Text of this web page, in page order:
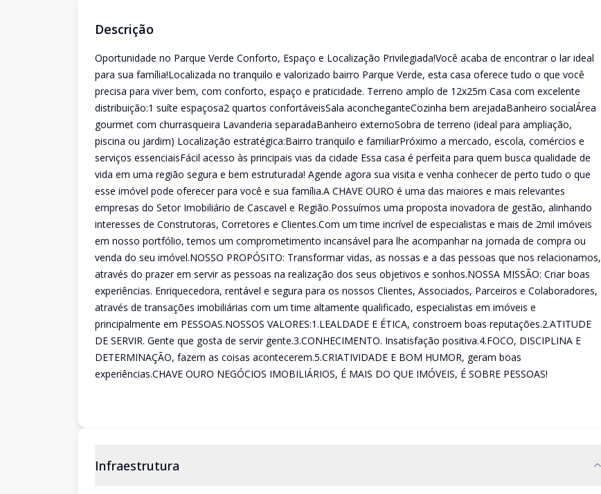
Descrição
Oportunidade no Parque Verde Conforto, Espaço e Localização Privilegiada!Você acaba de encontrar o lar ideal
para sua família!Localizada no tranquilo e valorizado bairro Parque Verde, esta casa oferece tudo o que você
precisa para viver bem, com conforto, espaço e praticidade. Terreno amplo de 12x25m Casa com excelente
distribuição:1 suíte espaçosa2 quartos confortáveisSala aconcheganteCozinha bem arejadaBanheiro socialÁrea
gourmet com churrasqueira Lavanderia separadaBanheiro externoSobra de terreno (ideal para ampliação,
piscina ou jardim) Localização estratégica:Bairro tranquilo e familiarPróximo a mercado, escola, comércios e
serviços essenciaisFácil acesso às principais vias da cidade Essa casa é perfeita para quem busca qualidade de
vida em uma região segura e bem estruturada! Agende agora sua visita e venha conhecer de perto tudo o que
esse imóvel pode oferecer para você e sua família.A CHAVE OURO é uma das maiores e mais relevantes
empresas do Setor Imobiliário de Cascavel e Região.Possuímos uma proposta inovadora de gestão, alinhando
interesses de Construtoras, Corretores e Clientes.Com um time incrível de especialistas e mais de 2mil imóveis
em nosso portfólio, temos um comprometimento incansável para lhe acompanhar na jornada de compra ou
venda do seu imóvel.NOSSO PROPÓSITO: Transformar vidas, as nossas e a das pessoas que nos relacionamos,
através do prazer em servir as pessoas na realização dos seus objetivos e sonhos.NOSSA MISSÃO: Criar boas
experiências. Enriquecedora, rentável e segura para os nossos Clientes, Associados, Parceiros e Colaboradores,
através de transações imobiliárias com um time altamente qualificado, especialistas em imóveis e
principalmente em PESSOAS.NOSSOS VALORES:1.LEALDADE E ÉTICA, constroem boas reputações.2.ATITUDE
DE SERVIR. Gente que gosta de servir gente.3.CONHECIMENTO. Insatisfação positiva.4.FOCO, DISCIPLINA E
DETERMINAÇÃO, fazem as coisas acontecerem.5.CRIATIVIDADE E BOM HUMOR, geram boas
experiências.CHAVE OURO NEGÓCIOS IMOBILIÁRIOS, É MAIS DO QUE IMÓVEIS, É SOBRE PESSOAS!
Infraestrutura